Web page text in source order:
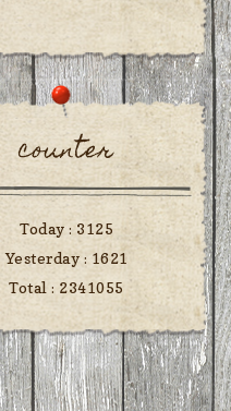
counter
Today : 3125
Yesterday : 1621
Total : 2341055